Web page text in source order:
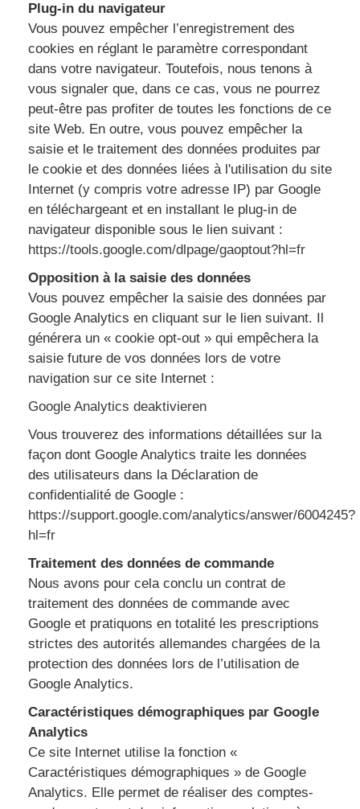
Plug-in du navigateur
Vous pouvez empêcher l’enregistrement des
cookies en réglant le paramètre correspondant
dans votre navigateur. Toutefois, nous tenons à
vous signaler que, dans ce cas, vous ne pourrez
peut-être pas profiter de toutes les fonctions de ce
site Web. En outre, vous pouvez empêcher la
saisie et le traitement des données produites par
le cookie et des données liées à l'utilisation du site
Internet (y compris votre adresse IP) par Google
en téléchargeant et en installant le plug-in de
navigateur disponible sous le lien suivant :
https://tools.google.com/dlpage/gaoptout?hl=fr
Opposition à la saisie des données
Vous pouvez empêcher la saisie des données par
Google Analytics en cliquant sur le lien suivant. Il
générera un « cookie opt-out » qui empêchera la
saisie future de vos données lors de votre
navigation sur ce site Internet :
Google Analytics deaktivieren
Vous trouverez des informations détaillées sur la
façon dont Google Analytics traite les données
des utilisateurs dans la Déclaration de
confidentialité de Google :
https://support.google.com/analytics/answer/6004245?
hl=fr
Traitement des données de commande
Nous avons pour cela conclu un contrat de
traitement des données de commande avec
Google et pratiquons en totalité les prescriptions
strictes des autorités allemandes chargées de la
protection des données lors de l’utilisation de
Google Analytics.
Caractéristiques démographiques par Google
Analytics
Ce site Internet utilise la fonction «
Caractéristiques démographiques » de Google
Analytics. Elle permet de réaliser des comptes-